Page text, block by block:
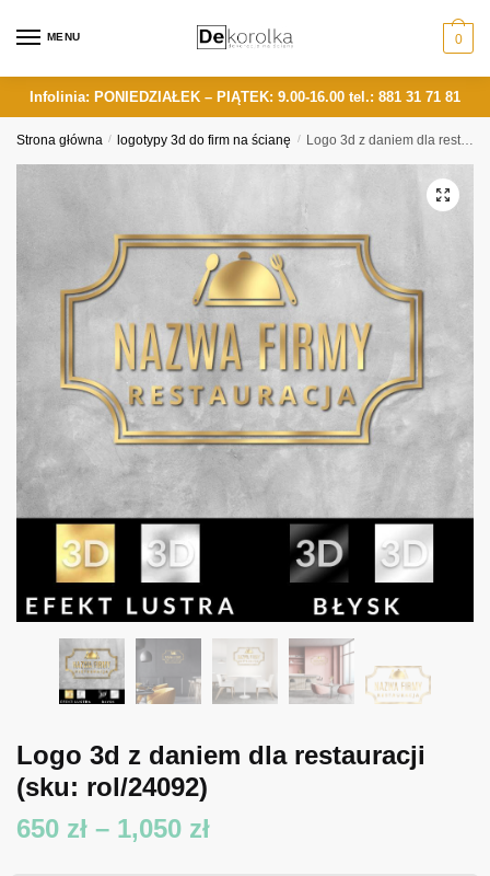
MENU 0
Infolinia: PONIEDZIAŁEK – PIĄTEK: 9.00-16.00 tel.: 881 31 71 81
Strona główna / logotypy 3d do firm na ścianę / Logo 3d z daniem dla restauracji
Logo 3d z daniem dla restauracji
(sku: rol/24092)
650 zł – 1,050 złZakres